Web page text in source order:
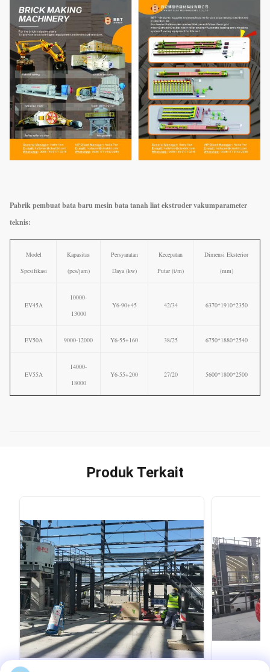
Pabrik pembuat bata baru mesin bata tanah liat ekstruder vakumparameter
teknis:
Model
Spesifikasi
Kapasitas
(pcs/jam)
Persyaratan
Daya (kw)
Kecepatan
Putar (t/m)
Dimensi Eksterior
(mm)
EV45A
10000-
13000
Y6-90+45 42/34 6370*1910*2350
EV50A 9000-12000 Y6-55+160 38/25 6750*1880*2540
EV55A
14000-
18000
Y6-55+200 27/20 5600*1800*2500
Produk Terkait